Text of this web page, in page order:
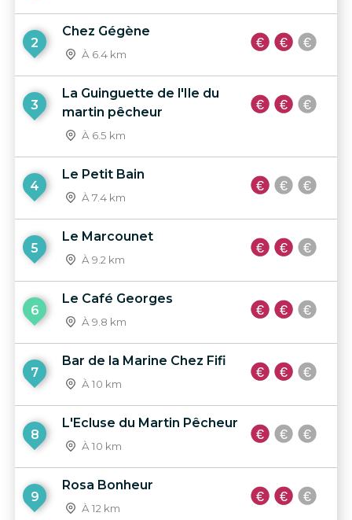
2
Chez Gégène
À 6.4 km
3
La Guinguette de l'Ile du
martin pêcheur
À 6.5 km
4
Le Petit Bain
À 7.4 km
5
Le Marcounet
À 9.2 km
6
Le Café Georges
À 9.8 km
7
Bar de la Marine Chez Fifi
À 10 km
8
L'Ecluse du Martin Pêcheur
À 10 km
9
Rosa Bonheur
À 12 km